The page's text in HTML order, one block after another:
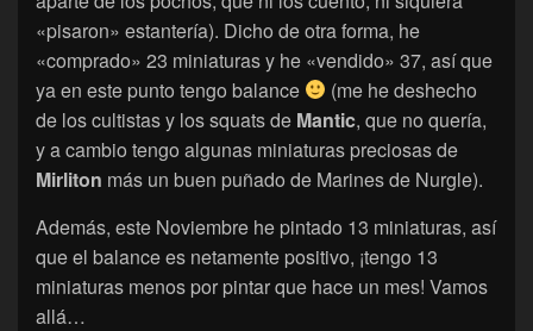
«pisaron» estantería). Dicho de otra forma, he
«comprado» 23 miniaturas y he «vendido» 37, así que
ya en este punto tengo balance
(me he deshecho
de los cultistas y los squats de Mantic, que no quería,
y a cambio tengo algunas miniaturas preciosas de
Mirliton más un buen puñado de Marines de Nurgle).
Además, este Noviembre he pintado 13 miniaturas, así
que el balance es netamente positivo, ¡tengo 13
miniaturas menos por pintar que hace un mes! Vamos
allá…